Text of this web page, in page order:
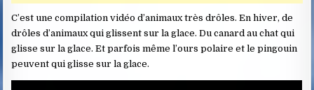
C’est une compilation vidéo d’animaux très drôles. En hiver, de
drôles d’animaux qui glissent sur la glace. Du canard au chat qui
glisse sur la glace. Et parfois même l’ours polaire et le pingouin
peuvent qui glisse sur la glace.